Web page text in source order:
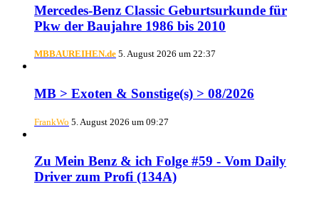
Mercedes-Benz Classic Geburtsurkunde für
Pkw der Baujahre 1986 bis 2010
MBBAUREIHEN.de 5. August 2026 um 22:37
MB > Exoten & Sonstige(s) > 08/2026
FrankWo 5. August 2026 um 09:27
Zu Mein Benz & ich Folge #59 - Vom Daily
Driver zum Profi (134A)